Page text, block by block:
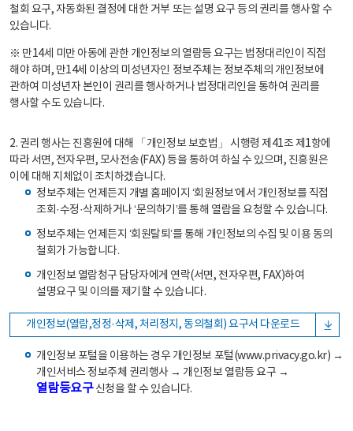
철회 요구, 자동화된 결정에 대한 거부 또는 설명 요구 등의 권리를 행사할 수
있습니다.
※ 만14세 미만 아동에 관한 개인정보의 열람등 요구는 법정대리인이 직접
해야 하며, 만14세 이상의 미성년자인 정보주체는 정보주체의 개인정보에
관하여 미성년자 본인이 권리를 행사하거나 법정대리인을 통하여 권리를
행사할 수도 있습니다.
2. 권리 행사는 진흥원에 대해 「개인정보 보호법」 시행령 제41조 제1항에
따라 서면, 전자우편, 모사전송(FAX) 등을 통하여 하실 수 있으며, 진흥원은
이에 대해 지체없이 조치하겠습니다.
정보주체는 언제든지 개별 홈페이지 ‘회원정보’에서 개인정보를 직접
조회·수정·삭제하거나 ‘문의하기’를 통해 열람을 요청할 수 있습니다.
정보주체는 언제든지 ‘회원탈퇴’를 통해 개인정보의 수집 및 이용 동의
철회가 가능합니다.
개인정보 열람청구 담당자에게 연락(서면, 전자우편, FAX)하여
설명요구 및 이의를 제기할 수 있습니다.
개인정보(열람,정정·삭제, 처리정지, 동의철회) 요구서 다운로드
개인정보 포털을 이용하는 경우 개인정보 포털(www.privacy.go.kr) →
개인서비스 정보주체 권리행사 → 개인정보 열람등 요구 →
열람등요구신청을 할 수 있습니다.